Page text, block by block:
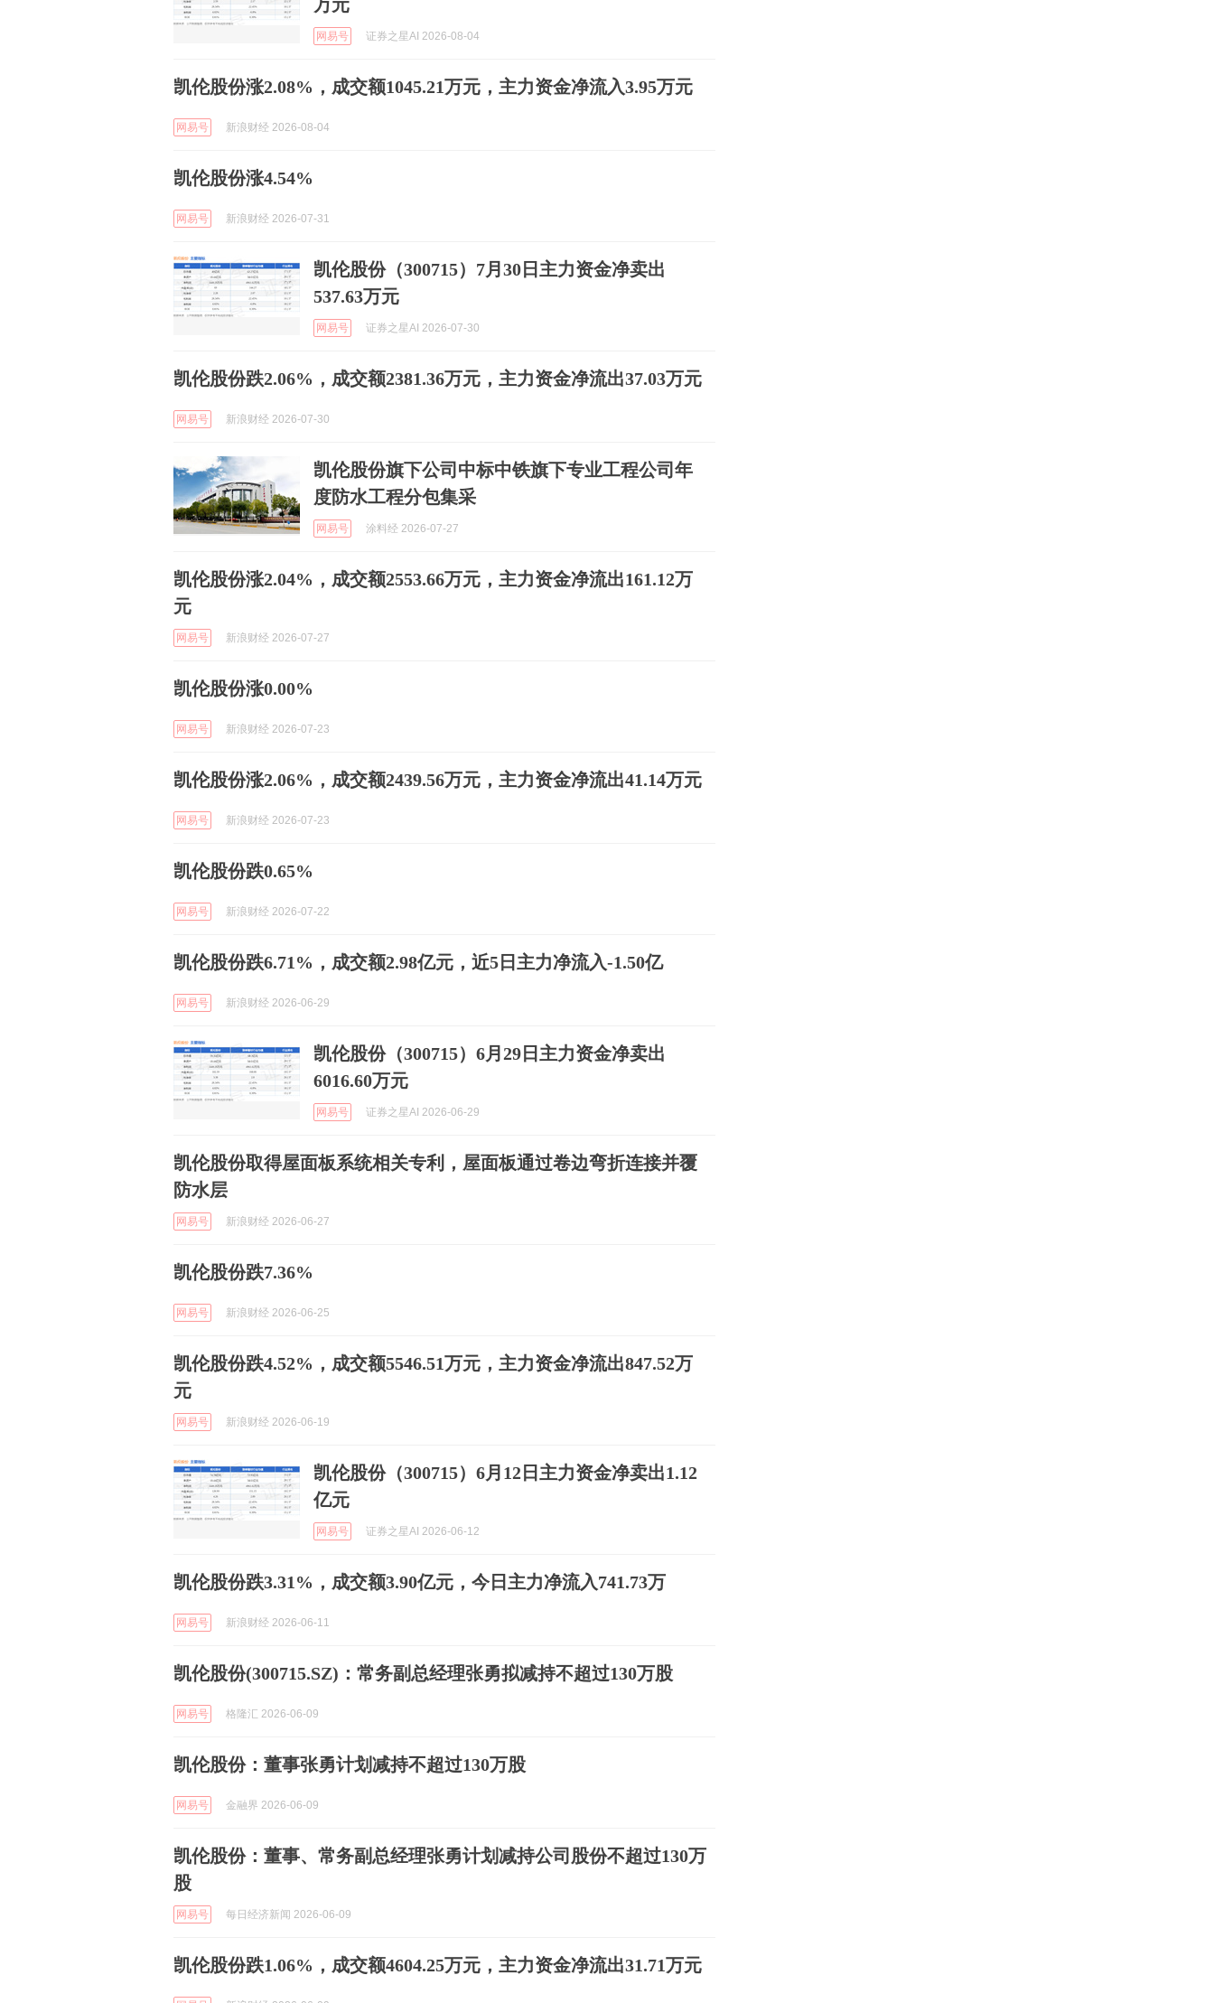
万元
网易号 证券之星AI 2026-08-04
凯伦股份涨2.08%，成交额1045.21万元，主力资金净流入3.95万元
网易号 新浪财经 2026-08-04
凯伦股份涨4.54%
网易号 新浪财经 2026-07-31
凯伦股份（300715）7月30日主力资金净卖出
537.63万元
网易号 证券之星AI 2026-07-30
凯伦股份跌2.06%，成交额2381.36万元，主力资金净流出37.03万元
网易号 新浪财经 2026-07-30
凯伦股份旗下公司中标中铁旗下专业工程公司年
度防水工程分包集采
网易号 涂料经 2026-07-27
凯伦股份涨2.04%，成交额2553.66万元，主力资金净流出161.12万
元
网易号 新浪财经 2026-07-27
凯伦股份涨0.00%
网易号 新浪财经 2026-07-23
凯伦股份涨2.06%，成交额2439.56万元，主力资金净流出41.14万元
网易号 新浪财经 2026-07-23
凯伦股份跌0.65%
网易号 新浪财经 2026-07-22
凯伦股份跌6.71%，成交额2.98亿元，近5日主力净流入-1.50亿
网易号 新浪财经 2026-06-29
凯伦股份（300715）6月29日主力资金净卖出
6016.60万元
网易号 证券之星AI 2026-06-29
凯伦股份取得屋面板系统相关专利，屋面板通过卷边弯折连接并覆
防水层
网易号 新浪财经 2026-06-27
凯伦股份跌7.36%
网易号 新浪财经 2026-06-25
凯伦股份跌4.52%，成交额5546.51万元，主力资金净流出847.52万
元
网易号 新浪财经 2026-06-19
凯伦股份（300715）6月12日主力资金净卖出1.12
亿元
网易号 证券之星AI 2026-06-12
凯伦股份跌3.31%，成交额3.90亿元，今日主力净流入741.73万
网易号 新浪财经 2026-06-11
凯伦股份(300715.SZ)：常务副总经理张勇拟减持不超过130万股
网易号 格隆汇 2026-06-09
凯伦股份：董事张勇计划减持不超过130万股
网易号 金融界 2026-06-09
凯伦股份：董事、常务副总经理张勇计划减持公司股份不超过130万
股
网易号 每日经济新闻 2026-06-09
凯伦股份跌1.06%，成交额4604.25万元，主力资金净流出31.71万元